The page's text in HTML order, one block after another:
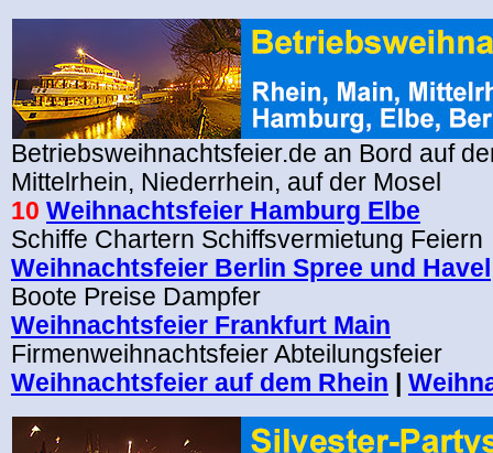
Betriebsweihnachtsfeier.de an Bord auf
Mittelrhein, Niederrhein, auf der Mosel
10 Weihnachtsfeier Hamburg Elbe
Schiffe Chartern Schiffsvermietung Feiern
Weihnachtsfeier Berlin Spree und Havel
Boote Preise Dampfer
Weihnachtsfeier Frankfurt Main
Firmenweihnachtsfeier Abteilungsfeier
Weihnachtsfeier auf dem Rhein